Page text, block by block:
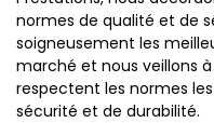
normes de qualité et de
soigneusement les
marché et nous veillons
respectent les normes
sécurité et de durabilité.